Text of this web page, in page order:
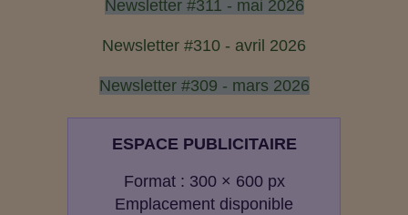
Newsletter #311 - mai 2026
Newsletter #310 - avril 2026
Newsletter #309 - mars 2026
ESPACE PUBLICITAIRE
Format : 300 × 600 px
Emplacement disponible